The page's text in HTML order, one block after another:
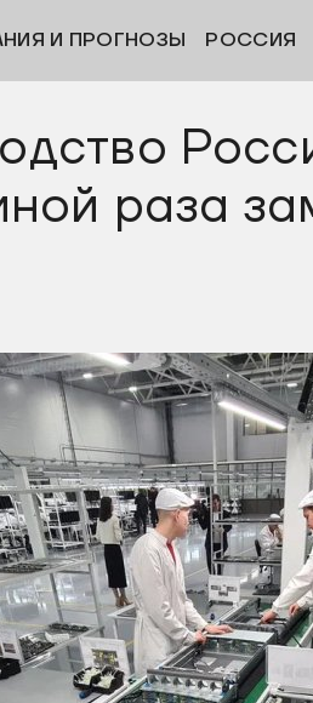
И ПРОГНОЗЫ РОССИЯ
раза